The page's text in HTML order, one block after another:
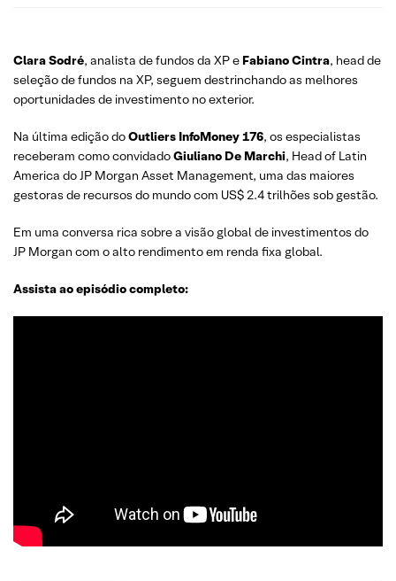
Clara Sodré, analista de fundos da XP e Fabiano Cintra, head de
seleção de fundos na XP, seguem destrinchando as melhores
oportunidades de investimento no exterior.
Na última edição doOutliers InfoMoney 176, os especialistas
receberam como convidadoGiuliano De Marchi, Head of Latin
America do JP Morgan Asset Management, uma das maiores
gestoras de recursos do mundo com US$ 2.4 trilhões sob gestão.
Em uma conversa rica sobre a visão global de investimentos do
JP Morgan com o alto rendimento em renda fixa global.
Assista ao episódio completo: